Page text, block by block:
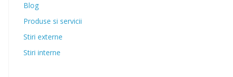
Blog
Produse si servicii
Stiri externe
Stiri interne